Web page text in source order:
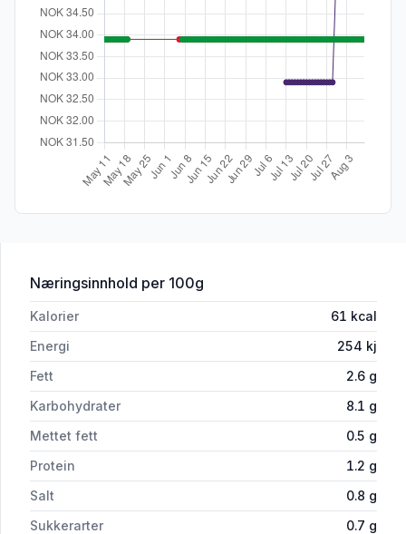
Næringsinnhold for 'Nudler m/Kyllingsmak 5x55g
per 100g
Kalorier 61 kcal
Energi
254 kj
Fett
2.6 g
Karbohydrater
8.1 g
Mettet fett
0.5 g
Protein
1.2 g
Salt
0.8 g
Sukkerarter
0.7 g